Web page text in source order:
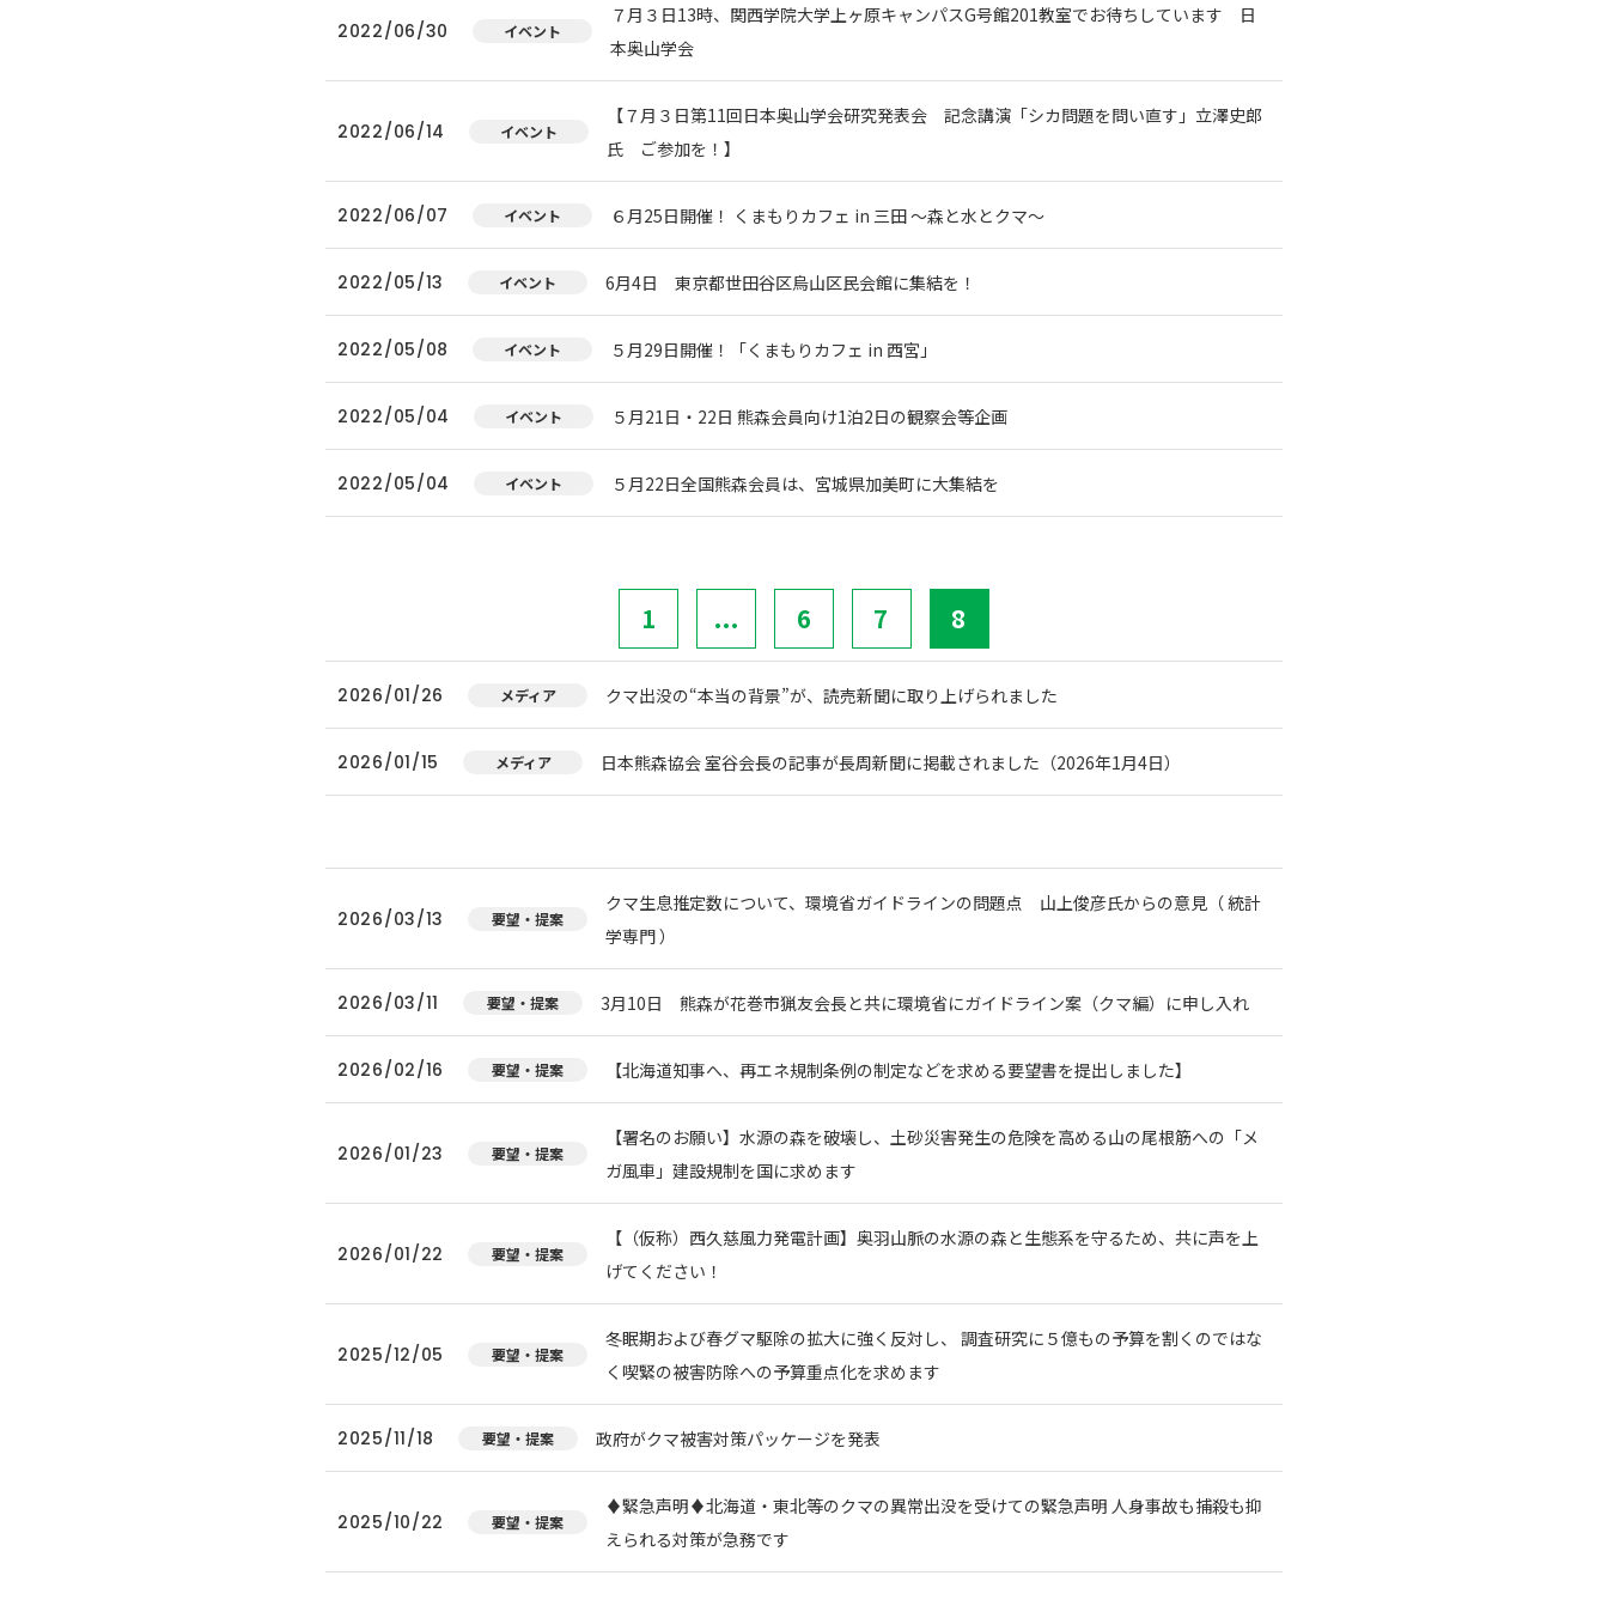
2022/06/30 イベント
７月３日13時、関西学院大学上ヶ原キャンパスG号館201教室でお待ちしています 日
本奥山学会
2022/06/14 イベント
【７月３日第11回日本奥山学会研究発表会 記念講演「シカ問題を問い直す」立澤史郎
氏 ご参加を！】
2022/06/07 イベント ６月25日開催！ くまもりカフェ in 三田 ～森と水とクマ～
2022/05/13 イベント 6月4日 東京都世田谷区烏山区民会館に集結を！
2022/05/08 イベント ５月29日開催！「くまもりカフェ in 西宮」
2022/05/04 イベント ５月21日・22日 熊森会員向け1泊2日の観察会等企画
2022/05/04 イベント ５月22日全国熊森会員は、宮城県加美町に大集結を
1 ... 6 7 8
2026/01/26 メディア クマ出没の“本当の背景”が、読売新聞に取り上げられました
2026/01/15 メディア 日本熊森協会 室谷会長の記事が長周新聞に掲載されました（2026年1月4日）
2026/03/13 要望・提案
クマ生息推定数について、環境省ガイドラインの問題点 山上俊彦氏からの意見（ 統計
学専門 ）
2026/03/11 要望・提案 3月10日 熊森が花巻市猟友会長と共に環境省にガイドライン案（クマ編）に申し入れ
2026/02/16 要望・提案 【北海道知事へ、再エネ規制条例の制定などを求める要望書を提出しました】
2026/01/23 要望・提案
【署名のお願い】水源の森を破壊し、土砂災害発生の危険を高める山の尾根筋への「メ
ガ風車」建設規制を国に求めます
2026/01/22 要望・提案
【（仮称）西久慈風力発電計画】奥羽山脈の水源の森と生態系を守るため、共に声を上
げてください！
2025/12/05 要望・提案
冬眠期および春グマ駆除の拡大に強く反対し、 調査研究に５億もの予算を割くのではな
く喫緊の被害防除への予算重点化を求めます
2025/11/18 要望・提案 政府がクマ被害対策パッケージを発表
2025/10/22 要望・提案
♦️緊急声明♦️北海道・東北等のクマの異常出没を受けての緊急声明 人身事故も捕殺も抑
えられる対策が急務です